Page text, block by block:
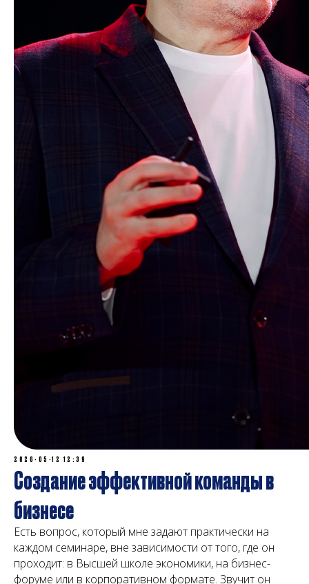
2026-05-12 12:39
Создание эффективной команды в
бизнесе
Есть вопрос, который мне задают практически на
каждом семинаре, вне зависимости от того, где он
проходит: в Высшей школе экономики, на бизнес-
форуме или в корпоративном формате. Звучит он